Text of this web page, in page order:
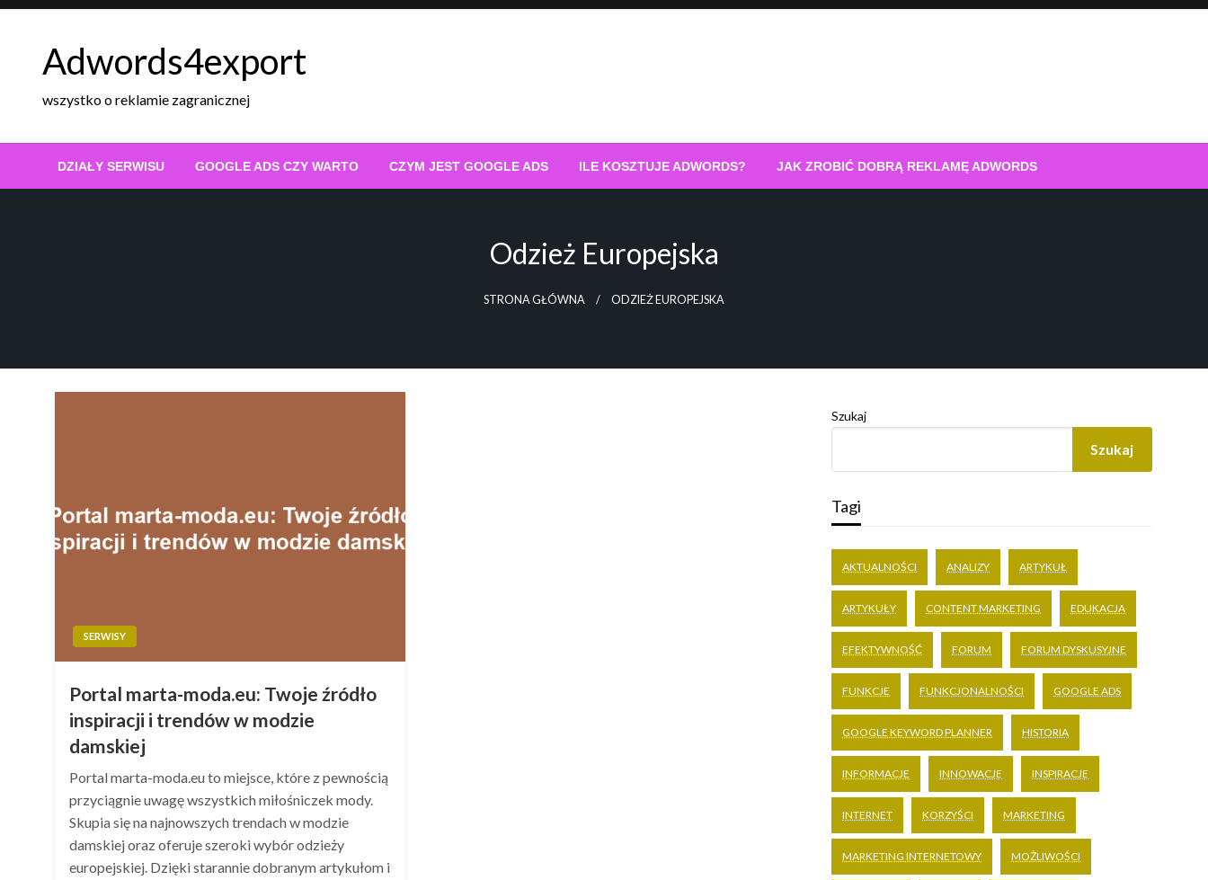
Skip
Adwords4export
wszystko o reklamie zagranicznej
DZIAŁY SERWISU GOOGLE ADS CZY WARTO CZYM JEST GOOGLE ADS ILE KOSZTUJE ADWORDS? JAK ZROBIĆ DOBRĄ REKLAMĘ ADWORDS
Odzież Europejska
STRONA GŁÓWNA ODZIEŻ EUROPEJSKA
SERWISY
Portal marta-moda.eu: Twoje źródło
inspiracji i trendów w modzie
damskiej
Portal marta-moda.eu to miejsce, które z pewnością
przyciągnie uwagę wszystkich miłośniczek mody.
Skupia się na najnowszych trendach w modzie
damskiej oraz oferuje szeroki wybór odzieży
europejskiej. Dzięki starannie dobranym artykułom i
Szukaj
Szukaj
Tagi
AKTUALNOŚCI ANALIZY ARTYKUŁ
ARTYKUŁY CONTENT MARKETING EDUKACJA
EFEKTYWNOŚĆ FORUM FORUM DYSKUSYJNE
FUNKCJE FUNKCJONALNOŚCI GOOGLE ADS
GOOGLE KEYWORD PLANNER HISTORIA
INFORMACJE INNOWACJE INSPIRACJE
INTERNET KORZYŚCI MARKETING
MARKETING INTERNETOWY MOŻLIWOŚCI